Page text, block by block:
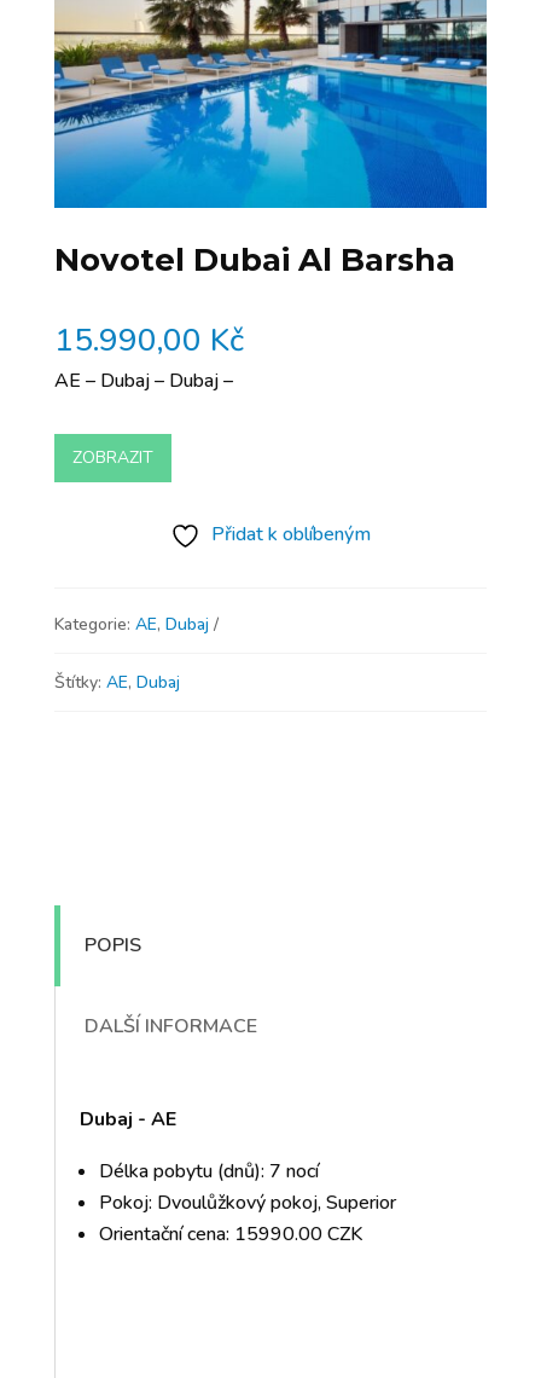
Novotel Dubai Al Barsha
15.990,00 Kč
AE – Dubaj – Dubaj –
ZOBRAZIT
Přidat k oblíbeným
Kategorie: AE, Dubaj
Štítky: AE, Dubaj
POPIS
DALŠÍ INFORMACE
Dubaj - AE
Délka pobytu (dnů): 7 nocí
Pokoj: Dvoulůžkový pokoj, Superior
Orientační cena: 15990.00 CZK